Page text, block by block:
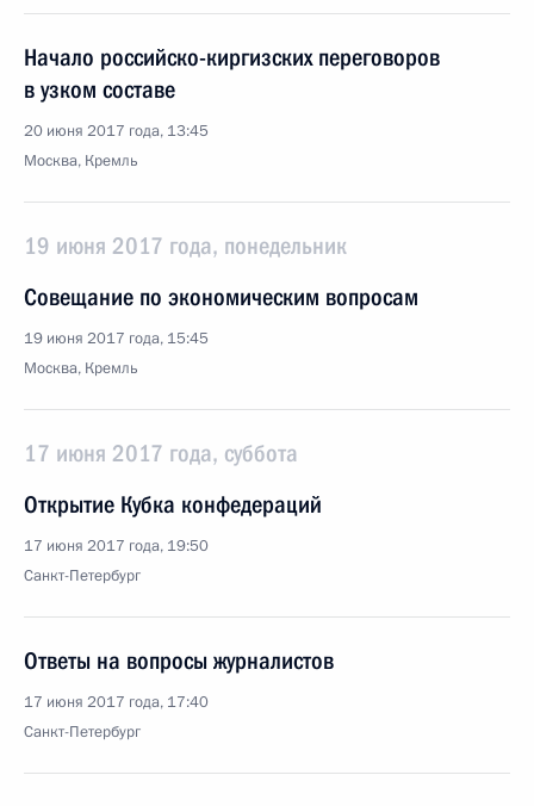
Начало российско-киргизских переговоров
в узком составе
20 июня 2017 года, 13:45
Москва, Кремль
19 июня 2017 года, понедельник
Совещание по экономическим вопросам
19 июня 2017 года, 15:45
Москва, Кремль
17 июня 2017 года, суббота
Открытие Кубка конфедераций
17 июня 2017 года, 19:50
Санкт-Петербург
Ответы на вопросы журналистов
17 июня 2017 года, 17:40
Санкт-Петербург